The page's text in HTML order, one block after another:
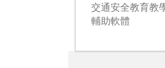
交通安全教育教
輔助軟體